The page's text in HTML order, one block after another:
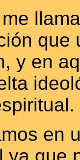
que
y en
en
ya que